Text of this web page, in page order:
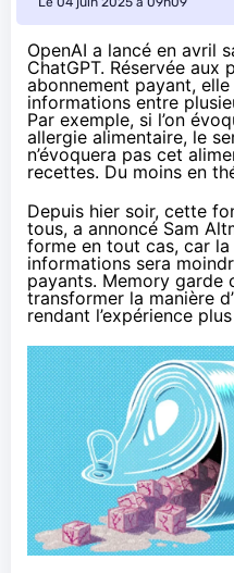
OpenAI a lancé en avril
ChatGPT. Réservée aux
abonnement payant,
informations entre
Par exemple, si l’on
allergie alimentaire, le
n’évoquera pas cet
recettes. Du moins en
Depuis hier soir, cette
tous, a annoncé Sam
forme en tout cas, car
informations sera
payants. Memory garde
transformer la manière
rendant l’expérience